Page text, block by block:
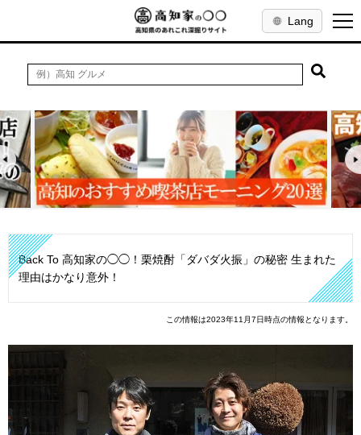
Lang
Back To 高知家の◯◯！栗焼酎「ダバダ火振」の秘密 生まれた
理由はかなり意外！
この情報は2023年11月7日時点の情報となります。